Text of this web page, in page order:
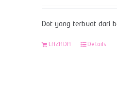
Dot yang terbuat dari
LAZADA Details